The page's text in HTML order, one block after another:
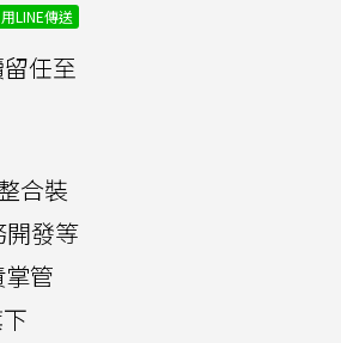
用LINE傳送
任至
合裝
發等
管